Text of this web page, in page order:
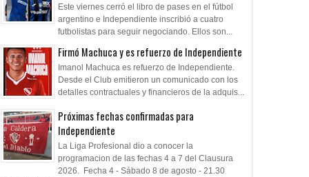
Rodrigo Rey, a corazón abierto:
el arco como mandato para
aprendió de su hijo con TEA y la
cinta de capitán en el Rojo
frente a las SAD"
Este viernes cerró el libro de pases en el fútbol
argentino e Independiente inscribió a cuatro
futbolistas para seguir negociando. Ellos son...
Firmó Machuca y es refuerzo de Independiente
Imanol Machuca es refuerzo de Independiente.
Desde el Club emitieron un comunicado con los
detalles contractuales y financieros de la adquis...
Próximas fechas confirmadas para
Independiente
La Liga Profesional dio a conocer la
programacion de las fechas 4 a 7 del Clausura
2026. Fecha 4 - Sábado 8 de agosto - 21.30